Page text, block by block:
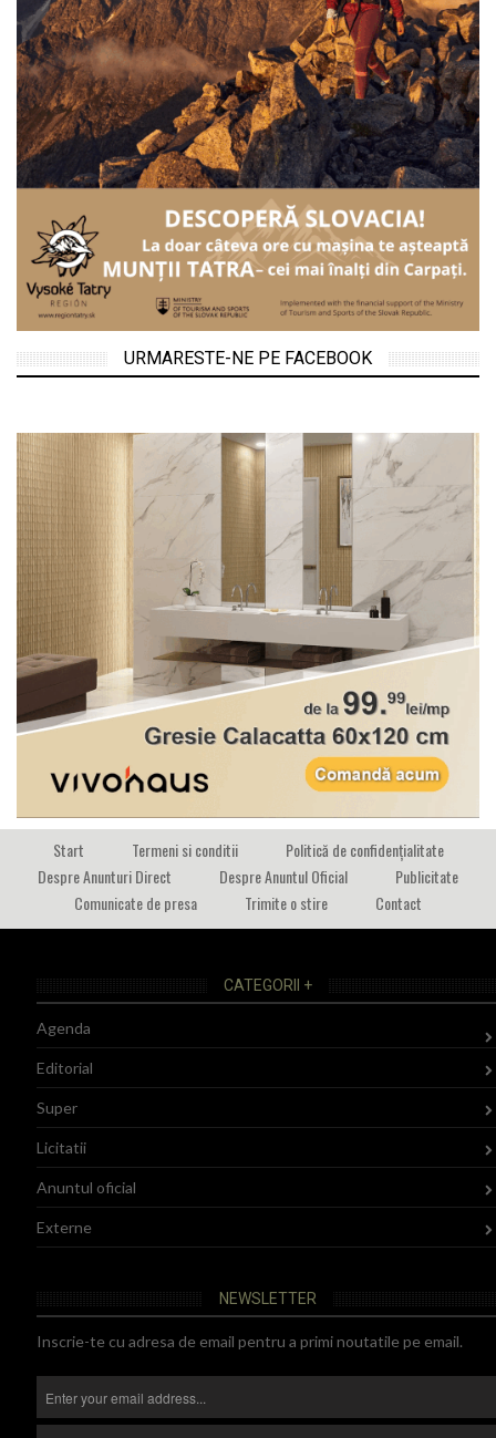
URMARESTE-NE PE FACEBOOK
Start Termeni si conditii
Politică de confidențialitate
Despre Anunturi Direct
Despre Anuntul Oficial
Publicitate
Comunicate de presa
Trimite o stire Contact
CATEGORII +
Agenda
Editorial
Super
Licitatii
Anuntul oficial
Externe
NEWSLETTER
Inscrie-te cu adresa de email pentru a primi noutatile pe email.